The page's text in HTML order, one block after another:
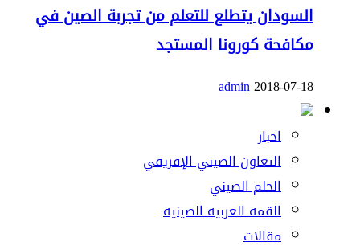
السودان يتطلع للتعلم من تجربة الصين في
مكافحة كورونا المستجد
2018-07-18
admin
اخبار
التعاون الصيني الإفريقي
الحلم الصيني
القمة العربية الصينية
مقالات